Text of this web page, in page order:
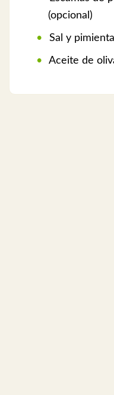
(opcional)
Sal y
Aceite de